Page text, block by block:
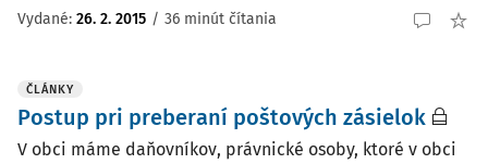
Vydané: 26. 2. 2015 / 36 minút čítania
ČLÁNKY
Postup pri preberaní poštových zásielok
V obci máme daňovníkov, právnické osoby, ktoré v obci